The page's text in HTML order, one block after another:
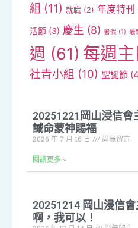
組 (11) 就職 (2) 年度特刊
活節 (3) 慶生 (8) 暑假 (1) 最
週 (61) 每週主
社青小組 (10) 聖誕節
20251221岡山浸信會
誡命蒙神賜福
2026 年 7 月 16 日 尚無留言
閱讀更多 »
20251214 岡山浸信
啊，我可以！